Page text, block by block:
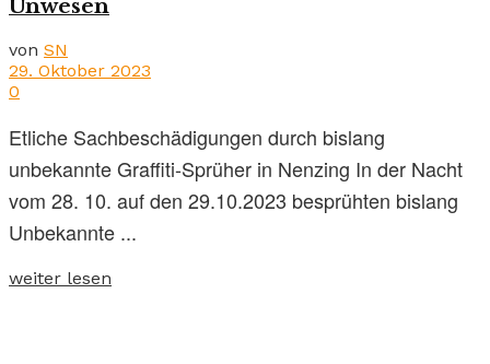
Unwesen
von SN
29. Oktober 2023
0
Etliche Sachbeschädigungen durch bislang
unbekannte Graffiti-Sprüher in Nenzing In der Nacht
vom 28. 10. auf den 29.10.2023 besprühten bislang
Unbekannte ...
weiter lesen